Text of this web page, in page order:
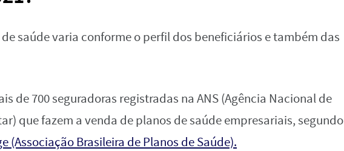
saúde varia conforme o perfil dos beneficiários e também das
de 700 seguradoras registradas na ANS (Agência Nacional de
que fazem a venda de planos de saúde empresariais, segundo
(Associação Brasileira de Planos de Saúde).